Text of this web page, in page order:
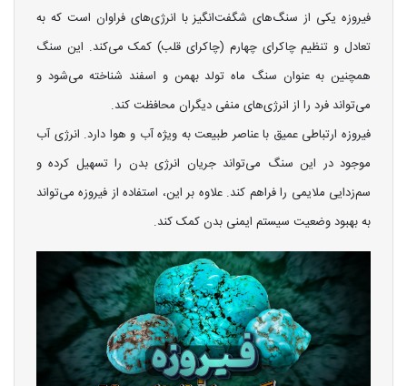
فیروزه یکی از سنگ‌های شگفت‌انگیز با انرژی‌های فراوان است که به
تعادل و تنظیم چاکرای چهارم (چاکرای قلب) کمک می‌کند. این سنگ
همچنین به عنوان سنگ ماه تولد بهمن و اسفند شناخته می‌شود و
می‌تواند فرد را از انرژی‌های منفی دیگران محافظت کند.
فیروزه ارتباطی عمیق با عناصر طبیعت به ویژه آب و هوا دارد. انرژی آب
موجود در این سنگ می‌تواند جریان انرژی بدن را تسهیل کرده و
سم‌زدایی ملایمی را فراهم کند. علاوه بر این، استفاده از فیروزه می‌تواند
به بهبود وضعیت سیستم ایمنی بدن کمک کند.